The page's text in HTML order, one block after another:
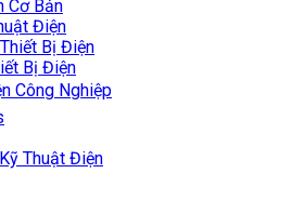
Cơ Bản
Điện
Bị Điện
Bị Điện
Công Nghiệp
Thuật Điện